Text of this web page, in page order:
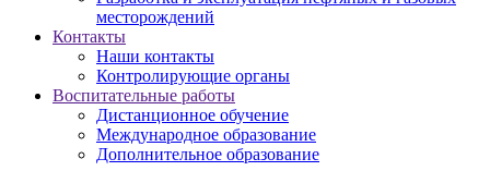
месторождений
Контакты
Наши контакты
Контролирующие органы
Воспитательные работы
Дистанционное обучение
Международное образование
Дополнительное образование